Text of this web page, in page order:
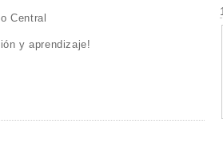
Central
y aprendizaje!